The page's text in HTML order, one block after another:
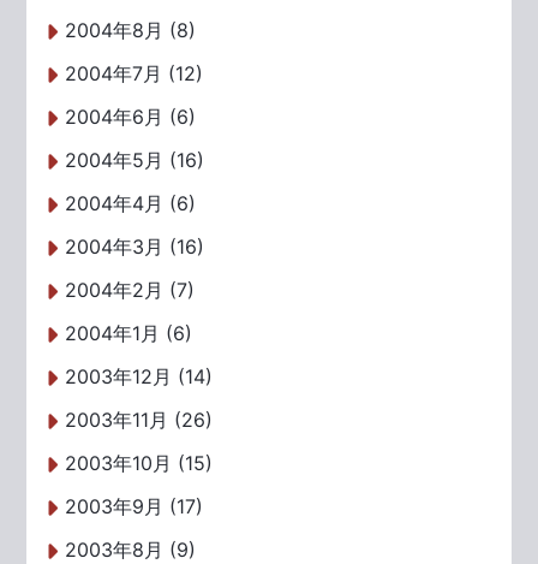
2004年8月 (8)
2004年7月 (12)
2004年6月 (6)
2004年5月 (16)
2004年4月 (6)
2004年3月 (16)
2004年2月 (7)
2004年1月 (6)
2003年12月 (14)
2003年11月 (26)
2003年10月 (15)
2003年9月 (17)
2003年8月 (9)